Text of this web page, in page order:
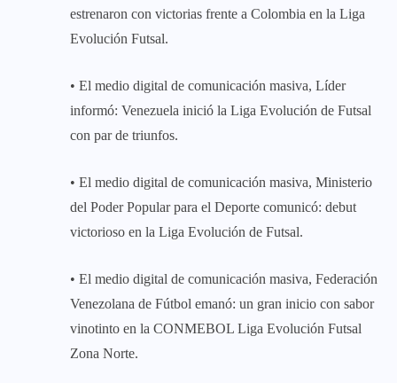
estrenaron con victorias frente a Colombia en la Liga
Evolución Futsal.
• El medio digital de comunicación masiva, Líder
informó: Venezuela inició la Liga Evolución de Futsal
con par de triunfos.
• El medio digital de comunicación masiva, Ministerio
del Poder Popular para el Deporte comunicó: debut
victorioso en la Liga Evolución de Futsal.
• El medio digital de comunicación masiva, Federación
Venezolana de Fútbol emanó: un gran inicio con sabor
vinotinto en la CONMEBOL Liga Evolución Futsal
Zona Norte.